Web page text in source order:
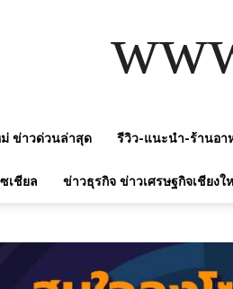
ม่ ข่าวด่วนล่าสุด รีวิว-แนะนำ-ร้านอา
เชียล ข่าวธุรกิจ ข่าวเศรษฐกิจเชียงใ